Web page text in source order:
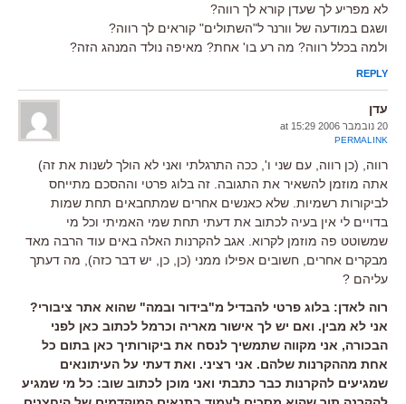
לא מפריע לך שעדן קורא לך רווה?
ושגם במודעה של וורנר ל"השתולים" קוראים לך רווה?
ולמה בכלל רווה? מה רע בו' אחת? מאיפה נולד המנהג הזה?
REPLY
עדן
20 נובמבר 2006 at 15:29
PERMALINK
רווה, (כן רווה, עם שני ו', ככה התרגלתי ואני לא הולך לשנות את זה)
אתה מוזמן להשאיר את התגובה. זה בלוג פרטי וההסכם מתייחס
לביקורות רשמיות. שלא כאנשים אחרים שמתחבאים תחת שמות
בדויים לי אין בעיה לכתוב את דעתי תחת שמי האמיתי וכל מי
שמשוטט פה מוזמן לקרוא. אגב להקרנות האלה באים עוד הרבה מאד
מבקרים אחרים, חשובים אפילו ממני (כן, כן, יש דבר כזה), מה דעתך
עליהם ?
רוה לאדן: בלוג פרטי להבדיל מ"בידור ובמה" שהוא אתר ציבורי?
אני לא מבין. ואם יש לך אישור מאריה וכרמל לכתוב כאן לפני
הבכורה, אני מקווה שתמשיך לנסח את ביקורותיך כאן בתום כל
אחת מההקרנות שלהם. אני רציני. ואת דעתי על העיתונאים
שמגיעים להקרנות כבר כתבתי ואני מוכן לכתוב שוב: כל מי שמגיע